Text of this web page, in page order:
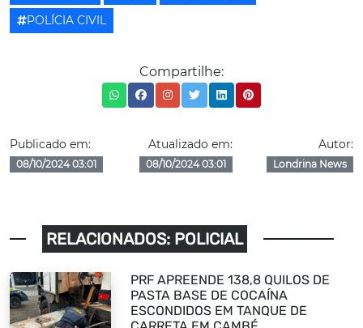
POLÍCIA CIVIL
Compartilhe:
Publicado em:
08/10/2024 03:01
Atualizado em:
08/10/2024 03:01
Autor:
Londrina News
RELACIONADOS: POLICIAL
PRF APREENDE 138,8 QUILOS DE
PASTA BASE DE COCAÍNA
ESCONDIDOS EM TANQUE DE